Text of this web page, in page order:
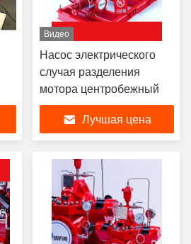
Видео
Насос электрического
случая разделения
мотора центробежный
Лучшая цена